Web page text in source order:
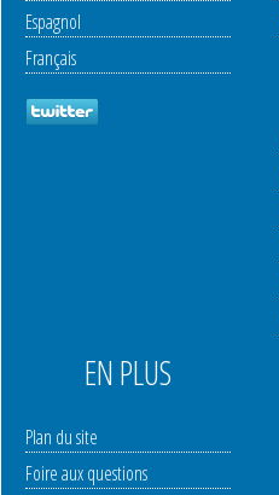
Espagnol
Français
EN PLUS
Plan du site
Foire aux questions